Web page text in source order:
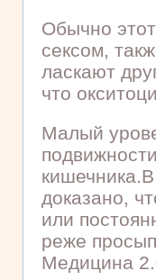
Обычно
сексом,
ласкают
что
Малый
доказано,
или
реже
Медицина